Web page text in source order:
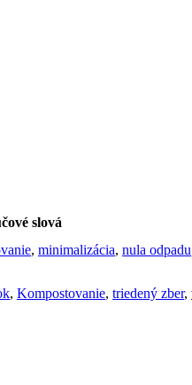
slová
, minimalizácia, nula odpadu
, Kompostovanie, triedený zber,